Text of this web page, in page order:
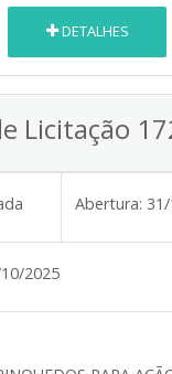
DETALHES
Licitação
Abertura:
2025